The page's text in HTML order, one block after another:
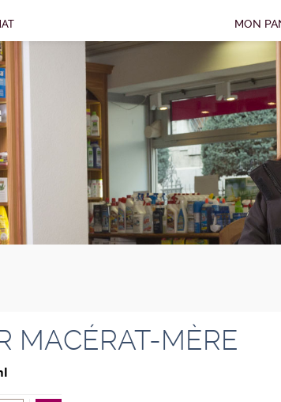
MON
MACÉRAT-MÈRE